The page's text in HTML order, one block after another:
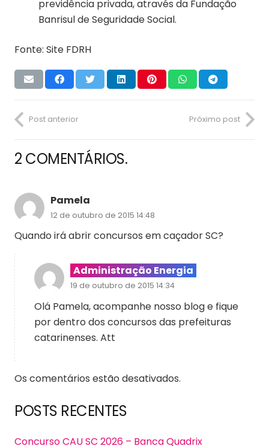
previdência privada, através da Fundação
Banrisul de Seguridade Social.
Fonte: Site FDRH
Post anterior Próximo post
2 COMENTÁRIOS.
Pamela
12 de outubro de 2015 14:48
Quando irá abrir concursos em caçador SC?
Administração Energia
19 de outubro de 2015 14:34
Olá Pamela, acompanhe nosso blog e fique
por dentro dos concursos das prefeituras
catarinenses. Att
Os comentários estão desativados.
POSTS RECENTES
Concurso CAU SC 2026 – Banca Quadrix